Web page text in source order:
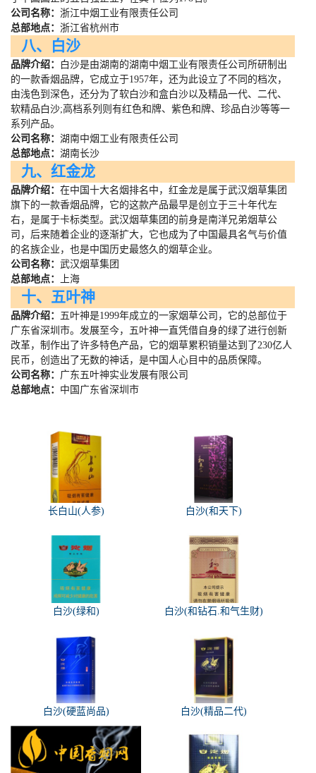
公司名称： 浙江中烟工业有限责任公司
总部地点： 浙江省杭州市
八、白沙
品牌介绍：
白沙是由湖南的湖南中烟工业有限责任公司所研制出
的一款香烟品牌，它成立于1957年，还为此设立了不同的档次，
由浅色到深色，还分为了软白沙和盒白沙以及精品一代、二代、
软精品白沙;高档系列则有红色和牌、紫色和牌、珍品白沙等等一
系列产品。
公司名称： 湖南中烟工业有限责任公司
总部地点： 湖南长沙
九、红金龙
品牌介绍： 在中国十大名烟排名中，红金龙是属于武汉烟草集团
旗下的一款香烟品牌，它的这款产品最早是创立于三十年代左
右，是属于卡标类型。武汉烟草集团的前身是南洋兄弟烟草公
司，后来随着企业的逐渐扩大，它也成为了中国最具名气与价值
的名族企业，也是中国历史最悠久的烟草企业。
公司名称： 武汉烟草集团
总部地点：
上海
十、五叶神
品牌介绍： 五叶神是1999年成立的一家烟草公司，它的总部位于
广东省深圳市。发展至今，五叶神一直凭借自身的绿了进行创新
改革，制作出了许多特色产品，它的烟草累积销量达到了230亿人
民币，创造出了无数的神话，是中国人心目中的品质保障。
公司名称： 广东五叶神实业发展有限公司
总部地点： 中国广东省深圳市
长白山(人参) 白沙(和天下)
白沙(绿和) 白沙(和钻石.和气生财)
白沙(硬蓝尚品) 白沙(精品二代)